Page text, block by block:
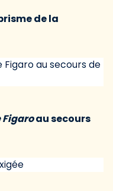
de la
Figaroau secours